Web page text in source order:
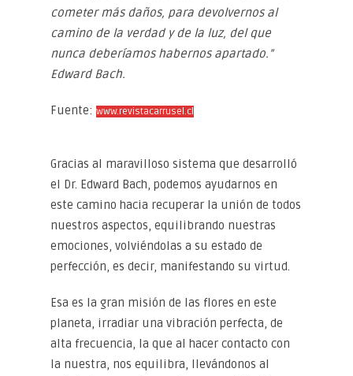
cometer más daños, para devolvernos al
camino de la verdad y de la luz, del que
nunca deberíamos habernos apartado.”
Edward Bach.
Fuente: www.revistacarrusel.cl
Gracias al maravilloso sistema que desarrolló
el Dr. Edward Bach, podemos ayudarnos en
este camino hacia recuperar la unión de todos
nuestros aspectos, equilibrando nuestras
emociones, volviéndolas a su estado de
perfección, es decir, manifestando su virtud.
Esa es la gran misión de las flores en este
planeta, irradiar una vibración perfecta, de
alta frecuencia, la que al hacer contacto con
la nuestra, nos equilibra, llevándonos al